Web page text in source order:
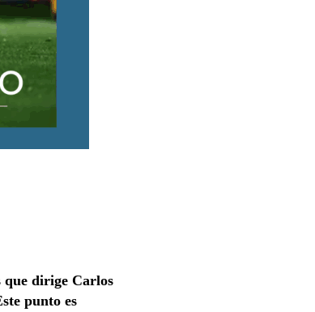
que dirige Carlos
punto es